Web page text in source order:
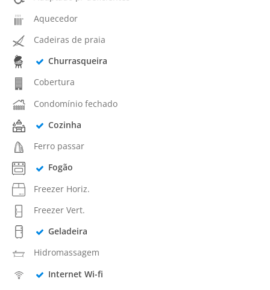
Aquecedor
Cadeiras de praia
Churrasqueira
Cobertura
Condomínio fechado
Cozinha
Ferro passar
Fogão
Freezer Horiz.
Freezer Vert.
Geladeira
Hidromassagem
Internet Wi-fi